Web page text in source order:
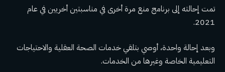
تمت إحالته إلى برنامج منع مرة أخرى في مناسبتين أخريين في عام
2021.
وبعد إحالة واحدة، أوصي بتلقي خدمات الصحة العقلية والاحتياجات
التعليمية الخاصة وغيرها من الخدمات.